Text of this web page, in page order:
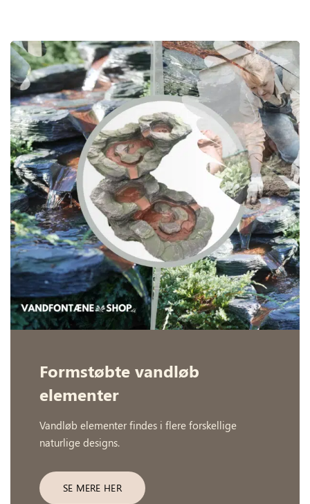
Formstøbte vandløb
elementer
Vandløb elementer findes i flere forskellige
naturlige designs.
SE MERE HER